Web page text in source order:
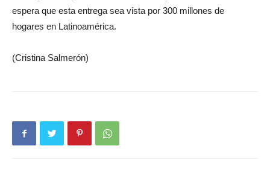
espera que esta entrega sea vista por 300 millones de
hogares en Latinoamérica.
(Cristina Salmerón)